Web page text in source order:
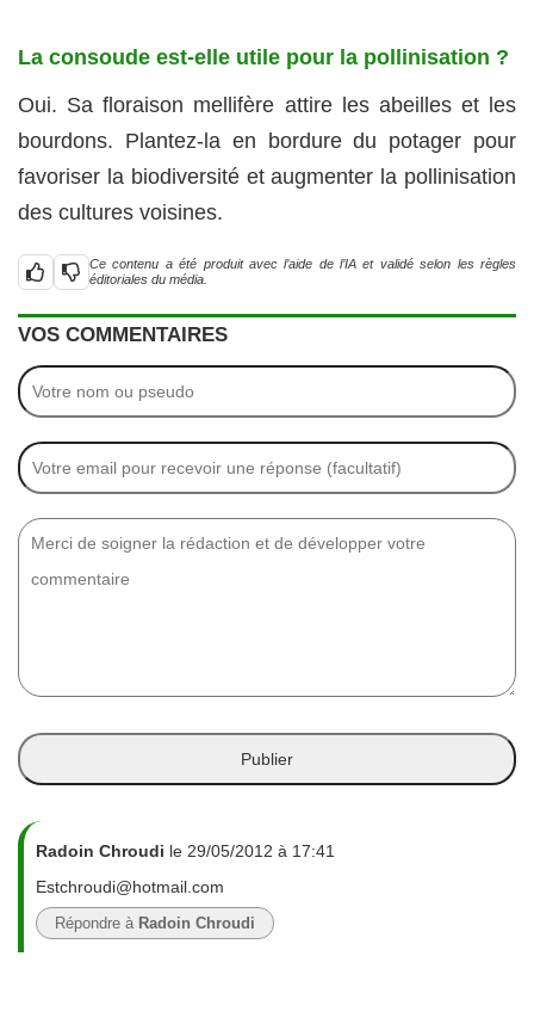
La consoude est-elle utile pour la pollinisation ?
Oui. Sa floraison mellifère attire les abeilles et les
bourdons. Plantez-la en bordure du potager pour
favoriser la biodiversité et augmenter la pollinisation
des cultures voisines.
Ce contenu a été produit avec l’aide de l’IA et validé selon les règles
éditoriales du média.
VOS COMMENTAIRES
Radoin Chroudi le 29/05/2012 à 17:41
Estchroudi@hotmail.com
Répondre à Radoin Chroudi